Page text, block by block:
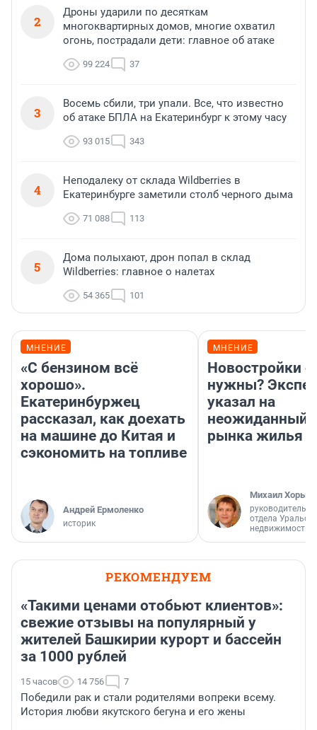
2
Дроны ударили по десяткам
многоквартирных домов, многие охватил
огонь, пострадали дети: главное об атаке
99 224 37
3
Восемь сбили, три упали. Все, что известно
об атаке БПЛА на Екатеринбург к этому часу
93 015 343
4
Неподалеку от склада Wildberries в
Екатеринбурге заметили столб черного дыма
71 088 113
5
Дома полыхают, дрон попал в склад
Wildberries: главное о налетах
54 365 101
МНЕНИЕ
«С бензином всё
хорошо».
Екатеринбуржец
рассказал, как доехать
на машине до Китая и
сэкономить на топливе
Андрей Ермоленко
историк
МНЕНИЕ
Новостройки
нужны?
указал на
неожиданный
рынка жилья
Михаил
руководитель
отдела
недвижимости
РЕКОМЕНДУЕМ
«Такими ценами отобьют клиентов»:
свежие отзывы на популярный у
жителей Башкирии курорт и бассейн
за 1000 рублей
15 часов 14 756 7
Победили рак и стали родителями вопреки всему.
История любви якутского бегуна и его жены